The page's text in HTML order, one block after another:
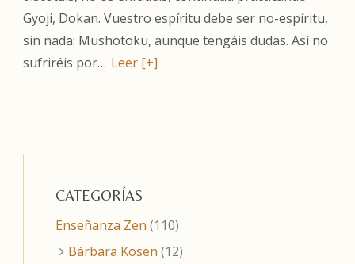
Gyoji, Dokan. Vuestro espíritu debe ser no-espíritu,
sin nada: Mushotoku, aunque tengáis dudas. Así no
sufriréis por… Leer [+]
CATEGORÍAS
Enseñanza Zen (110)
Bárbara Kosen (12)